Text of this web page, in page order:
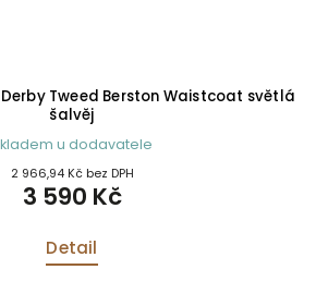
Derby Tweed Berston Waistcoat světlá
šalvěj
u dodavatele
2 966,94 Kč bez DPH
3 590 Kč
Detail